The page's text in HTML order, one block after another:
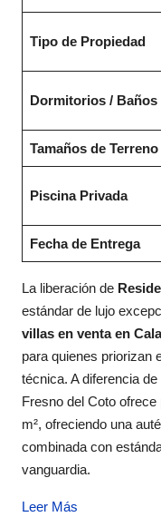
Tipo de Propiedad
Dormitorios / Baños
Tamaños de Terreno
Piscina Privada
Fecha de Entrega
La liberación de
estándar de lujo
villas en venta en
para quienes priorizan
técnica. A diferencia
Fresno del Coto
m², ofreciendo una
combinada con
vanguardia.
Leer Más